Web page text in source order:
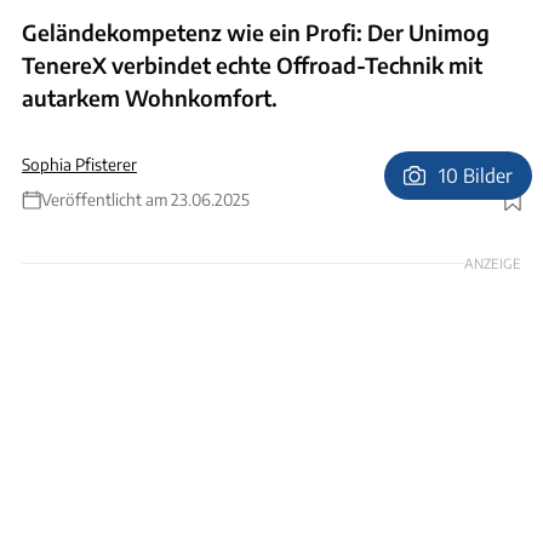
Geländekompetenz wie ein Profi: Der Unimog
TenereX verbindet echte Offroad-Technik mit
autarkem Wohnkomfort.
Sophia Pfisterer
Veröffentlicht am 23.06.2025
Foto: Mercedes Trucks
10 Bilder
ANZEIGE